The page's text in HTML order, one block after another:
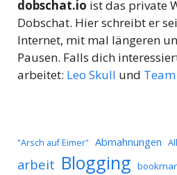
dobschat.io ist das private
Dobschat. Hier schreibt er
Internet, mit mal längeren
Pausen. Falls dich
arbeitet: Leo Skull und
"Arsch auf Eimer" Abmahnungen
arbeit Blogging